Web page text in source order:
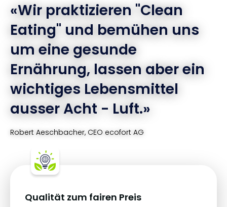
«Wir praktizieren "Clean
Eating" und bemühen uns
um eine gesunde
Ernährung, lassen aber ein
wichtiges Lebensmittel
ausser Acht - Luft.»
Robert Aeschbacher, CEO ecofort AG
Qualität zum fairen Preis